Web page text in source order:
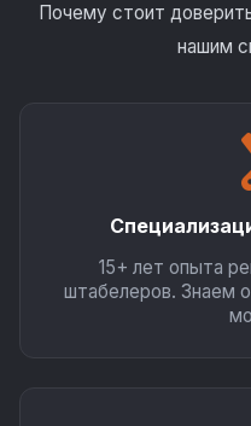
Почему стоит
нашим
15+ лет опыта
штабелеров. Знаем